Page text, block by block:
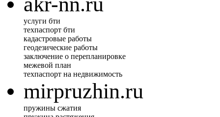
услуги бти
техпаспорт бти
кадастровые работы
геодезические работы
заключение о перепланировке
межевой план
техпаспорт на недвижимость
mirpruzhin.ru
пружины сжатия